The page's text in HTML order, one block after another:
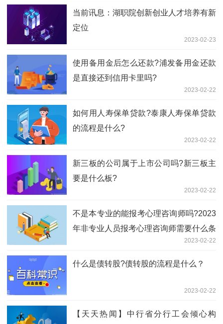
当前讯息：湖职院创新创业人才培养有新
定位
2023-02-23
使用备用金后怎么还款?浦发备用金还款
是直接还到信用卡里吗?
2023-02-22
如何用人寿保单贷款?泰康人寿保单贷款
的流程是什么?
2023-02-22
新三板的公司属于上市公司吗?新三板主
要是什么板?
2023-02-22
不是本专业的能报考心理咨询师吗?2023
年非专业人员报考心理咨询师需要什么条
2023-02-22
什么是债转股?债转股的流程是什么？
2023-02-22
【天天热闻】中行省分行工会倾心构